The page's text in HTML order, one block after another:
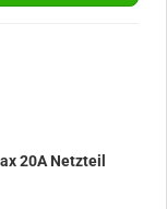
20A Netzteil